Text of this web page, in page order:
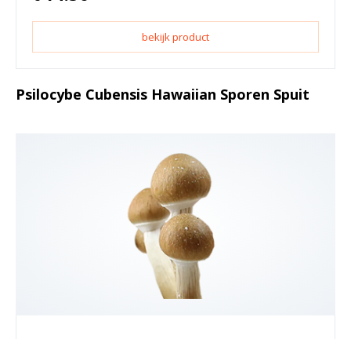
bekijk product
Psilocybe Cubensis Hawaiian Sporen Spuit